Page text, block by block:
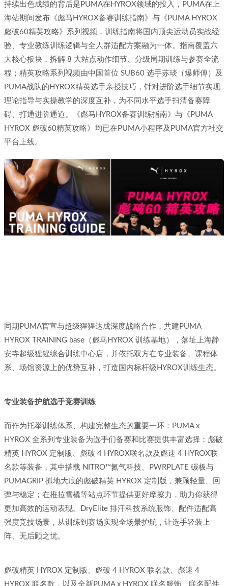
持续出色成绩的背后是PUMA在HYROX领域的投入，PUMA在上
海站期间发布《彪马HYROX备赛训练指南》与《PUMA HYROX
彪破60精英攻略》系列视频，训练指南将国内顶尖运动员实战经
验、专业教练训练逻辑与全人群适配方案融为一体。指南覆盖六
大核心板块，拆解 8 大站点动作细节、分级周期训练与参赛全流
程；精英攻略系列视频由中国首位 SUB60 选手苏琰（爆师傅）及
PUMA战队的HYROX精英选手亲授技巧，针对进阶选手细节实现
理论指导与实操教学的深度互补，为不同水平选手扫清备赛障
碍、打通进阶通道。《彪马HYROX备赛训练指南》与《PUMA
HYROX 彪破60精英攻略》均已在PUMA小程序及PUMA官方社交
平台上线。
同期PUMA官宣与超级猩猩达成深度战略合作，共建PUMA
HYROX TRAINING base（彪马HYROX 训练基地），落址上海静
安寺超级猩猩综合训练中心店，并依托双方在专业装备、课程体
系、场馆资源上的优势互补，打造国内标杆级HYROX训练生态。
专业装备护航选手竞赛训练
而作为托举训练体系、构建完整生态的重要一环：PUMA x
HYROX 全系列专业装备为选手们备赛和比赛提供丰富选择：彪破
精英 HYROX 定制版、彪破 4 HYROX联名款及彪速 4 HYROX联
名款等装备，其中搭载 NITRO™氮气科技、PWRPLATE 碳板与
PUMAGRIP 抓地大底的彪破精英 HYROX 定制版，兼顾轻量、回
弹与稳定；在推拉雪橇等站点环节提供更好摩擦力，助力你获得
更加高效的运动表现。DryElite 排汗科技系统服饰、配件适配高
强度竞技场景，从训练到赛场实现全场景护航，让选手轻装上
阵、无后顾之忧。
彪破精英 HYROX 定制版、彪破 4 HYROX 联名款、彪速 4
HYROX 联名款，以及全新PUMA x HYROX 联名服饰、联名配件